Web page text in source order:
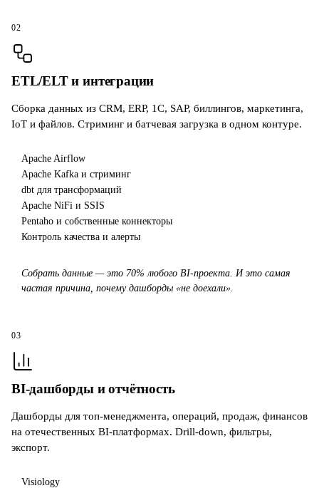
02
ETL/ELT и интеграции
Сборка данных из CRM, ERP, 1С, SAP, биллингов, маркетинга,
IoT и файлов. Стриминг и батчевая загрузка в одном контуре.
Apache Airflow
Apache Kafka и стриминг
dbt для трансформаций
Apache NiFi и SSIS
Pentaho и собственные коннекторы
Контроль качества и алерты
Собрать данные — это 70% любого BI-проекта. И это самая
частая причина, почему дашборды «не доехали».
03
BI-дашборды и отчётность
Дашборды для топ-менеджмента, операций, продаж, финансов
на отечественных BI-платформах. Drill-down, фильтры,
экспорт.
Visiology